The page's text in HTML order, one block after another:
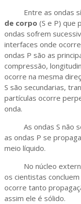
Entre as ondas
de corpo (S e P) que
ondas sofrem
interfaces onde
ondas P são as
compressão,
ocorre na mesma
S são secundarias,
partículas ocorre
onda.
As ondas S não se
as ondas P se
meio líquido.
No núcleo externo
os cientistas
ocorre tanto
assim ele é sólido.